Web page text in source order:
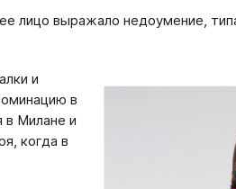
лицо выражало недоумение,
и
в
в Милане и
когда в